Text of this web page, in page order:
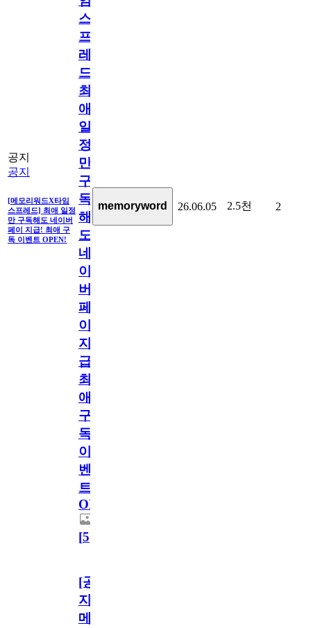
공지
공지
[메모리워드X타임
스프레드] 최애 일정
만 구독해도 네이버
페이 지급! 최애 구
독 이벤트 OPEN!
스
프
레
드]
최
애
일
정
만
구
독
해
도
네
이
버
페
이
지
급!
최
애
구
독
이
벤
트
OPEN!
[5]
memoryword 26.06.05 2.5천 2
[공
지]
메